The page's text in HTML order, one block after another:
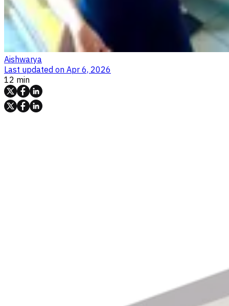
Aishwarya
Last updated on Apr 6, 2026
12 min